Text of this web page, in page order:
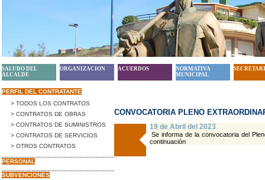
SALUDO DEL
ALCALDE
ORGANIZACION ACUERDOS
NORMATIVA
MUNICIPAL
PERFIL DEL CONTRATANTE
> TODOS LOS CONTRATOS
> CONTRATOS DE OBRAS
> CONTRATOS DE SUMINISTROS
> CONTRATOS DE SERVICIOS
> OTROS CONTRATOS
PERSONAL
SUBVENCIONES
CONVOCATORIA PLENO
19 de Abril del 2023
Se informa de la convocatoria del
continuación